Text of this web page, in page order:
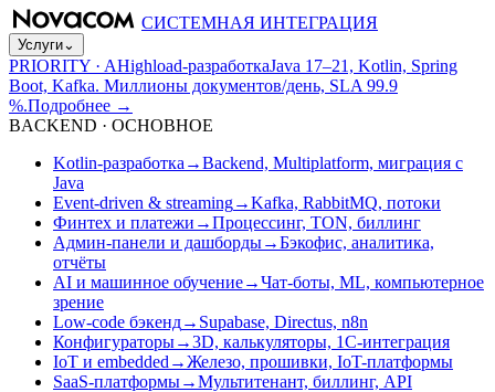
СИСТЕМНАЯ ИНТЕГРАЦИЯ
Услуги⌄
PRIORITY · AHighload-разработкаJava 17–21, Kotlin, Spring
Boot, Kafka. Миллионы документов/день, SLA 99.9
%.Подробнее →
BACKEND · ОСНОВНОЕ
Kotlin-разработка →Backend, Multiplatform, миграция с
Java
Event-driven & streaming→Kafka, RabbitMQ, потоки
Финтех и платежи →Процессинг, TON, биллинг
Админ-панели и дашборды→Бэкофис, аналитика,
отчёты
AI и машинное обучение→Чат-боты, ML, компьютерное
зрение
Low-code бэкенд→ Supabase, Directus, n8n
Конфигураторы→3D, калькуляторы, 1С-интеграция
IoT и embedded →Железо, прошивки, IoT-платформы
SaaS-платформы→Мультитенант, биллинг, API